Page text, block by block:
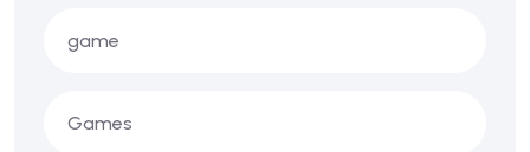
game
Games